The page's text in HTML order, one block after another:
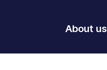
About us